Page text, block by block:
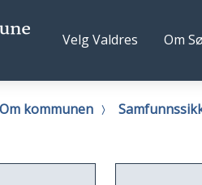
Sør-
Aurdal
kommune
Følg
Velg Valdres Om
Om kommunen